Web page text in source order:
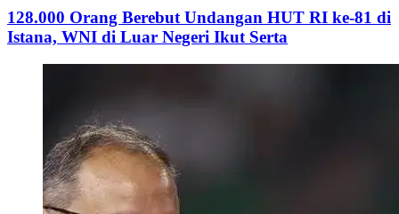
128.000 Orang Berebut Undangan HUT RI ke-81 di
Istana, WNI di Luar Negeri Ikut Serta